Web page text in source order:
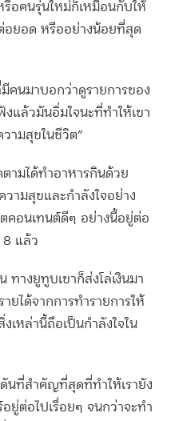
รือคนรุ่นใหม่ก็เหมือนกับให้
ต่อยอด หรืออย่างน้อยที่สุด
คนมาบอกว่าดูรายการของ
แล้วมันอิ่มใจนะที่ทำให้เขา
วามสุขในชีวิต”
ามได้ทำอาหารกินด้วย
ามสุขและกำลังใจอย่าง
คอนเทนต์ดีๆ อย่างนี้อยู่ต่อ
8 แล้ว
างยูทูบเขาก็ส่งโล่เงินมา
ยได้จากการทำรายการให้
เหล่านี้ถือเป็นกำลังใจใน
นที่สำคัญที่สุดที่ทำให้เรายัง
ยู่ต่อไปเรื่อยๆ จนกว่าจะทำ